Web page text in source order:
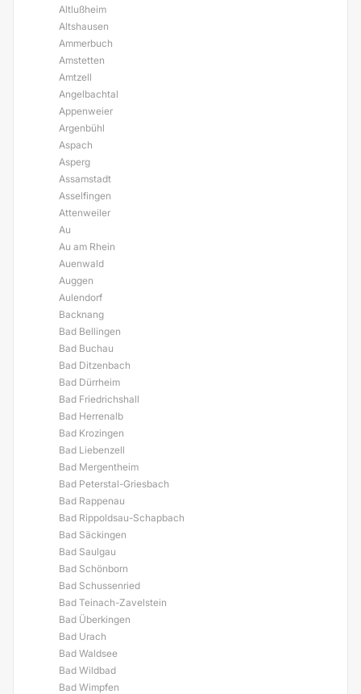
Altlußheim
Altshausen
Ammerbuch
Amstetten
Amtzell
Angelbachtal
Appenweier
Argenbühl
Aspach
Asperg
Assamstadt
Asselfingen
Attenweiler
Au
Au am Rhein
Auenwald
Auggen
Aulendorf
Backnang
Bad Bellingen
Bad Buchau
Bad Ditzenbach
Bad Dürrheim
Bad Friedrichshall
Bad Herrenalb
Bad Krozingen
Bad Liebenzell
Bad Mergentheim
Bad Peterstal-Griesbach
Bad Rappenau
Bad Rippoldsau-Schapbach
Bad Säckingen
Bad Saulgau
Bad Schönborn
Bad Schussenried
Bad Teinach-Zavelstein
Bad Überkingen
Bad Urach
Bad Waldsee
Bad Wildbad
Bad Wimpfen